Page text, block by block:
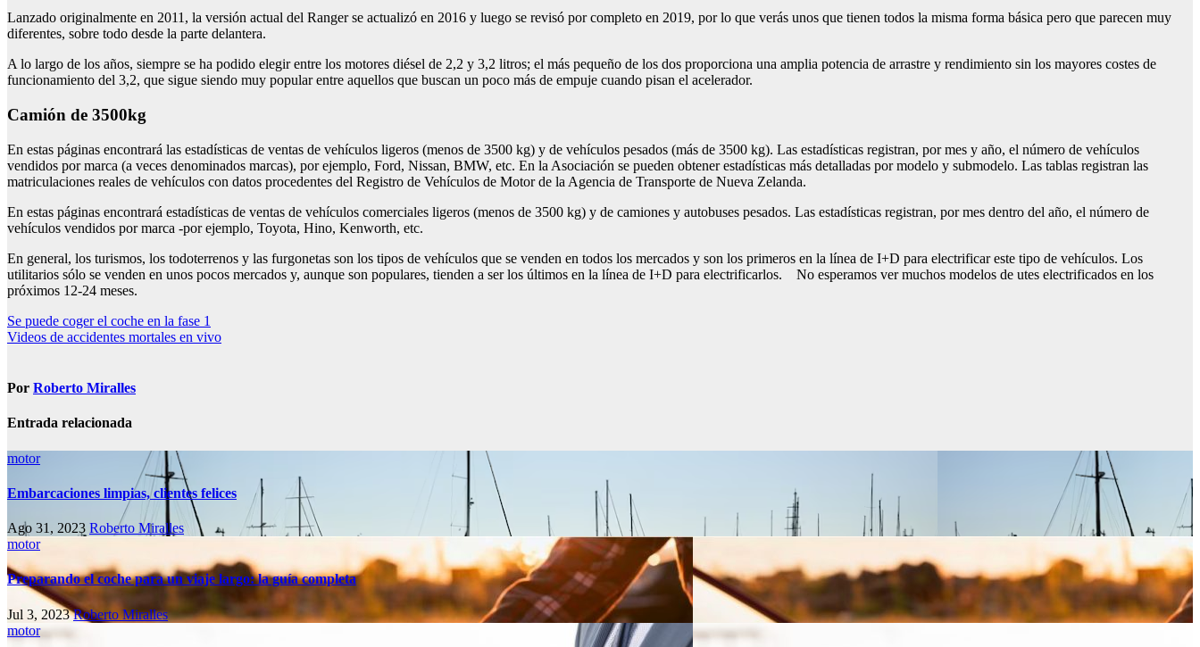
Lanzado originalmente en 2011, la versión actual del Ranger se actualizó en 2016 y luego se revisó por completo en 2019, por lo que verás unos que tienen todos la misma forma básica pero que parecen muy
diferentes, sobre todo desde la parte delantera.
A lo largo de los años, siempre se ha podido elegir entre los motores diésel de 2,2 y 3,2 litros; el más pequeño de los dos proporciona una amplia potencia de arrastre y rendimiento sin los mayores costes de
funcionamiento del 3,2, que sigue siendo muy popular entre aquellos que buscan un poco más de empuje cuando pisan el acelerador.
camión de 3500kg
En estas páginas encontrará las estadísticas de ventas de vehículos ligeros (menos de 3500 kg) y de vehículos pesados (más de 3500 kg). Las estadísticas registran, por mes y año, el número de vehículos
vendidos por marca (a veces denominados marcas), por ejemplo, Ford, Nissan, BMW, etc. En la Asociación se pueden obtener estadísticas más detalladas por modelo y submodelo. Las tablas registran las
matriculaciones reales de vehículos con datos procedentes del Registro de Vehículos de Motor de la Agencia de Transporte de Nueva Zelanda.
En estas páginas encontrará estadísticas de ventas de vehículos comerciales ligeros (menos de 3500 kg) y de camiones y autobuses pesados. Las estadísticas registran, por mes dentro del año, el número de
vehículos vendidos por marca -por ejemplo, Toyota, Hino, Kenworth, etc.
En general, los turismos, los todoterrenos y las furgonetas son los tipos de vehículos que se venden en todos los mercados y son los primeros en la línea de I+D para electrificar este tipo de vehículos. Los
utilitarios sólo se venden en unos pocos mercados y, aunque son populares, tienden a ser los últimos en la línea de I+D para electrificarlos. No esperamos ver muchos modelos de utes electrificados en los
próximos 12-24 meses.
Navegación
de
Se puede coger el coche en la fase 1
Videos de accidentes mortales en vivo
Por Roberto Miralles
Entrada relacionada
motor
Embarcaciones limpias, clientes felices
Ago 31, 2023 Roberto Miralles
motor
Preparando el coche para un viaje largo: la guía completa
Jul 3, 2023Roberto Miralles
motor